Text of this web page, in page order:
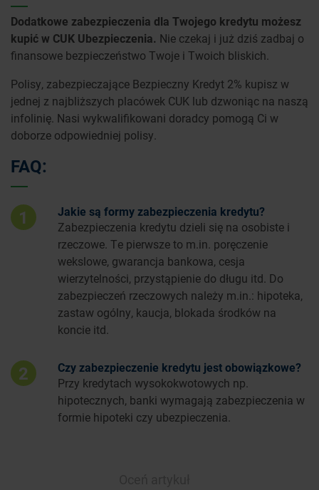
Dodatkowe zabezpieczenia dla Twojego kredytu możesz
kupić w CUK Ubezpieczenia. Nie czekaj i już dziś zadbaj o
finansowe bezpieczeństwo Twoje i Twoich bliskich.
Polisy, zabezpieczające Bezpieczny Kredyt 2% kupisz w
jednej z najbliższych placówek CUK lub dzwoniąc na naszą
infolinię. Nasi wykwalifikowani doradcy pomogą Ci w
doborze odpowiedniej polisy.
FAQ:
1
Jakie są formy zabezpieczenia kredytu?
Zabezpieczenia kredytu dzieli się na osobiste i
rzeczowe. Te pierwsze to m.in. poręczenie
wekslowe, gwarancja bankowa, cesja
wierzytelności, przystąpienie do długu itd. Do
zabezpieczeń rzeczowych należy m.in.: hipoteka,
zastaw ogólny, kaucja, blokada środków na
koncie itd.
2
Czy zabezpieczenie kredytu jest obowiązkowe?
Przy kredytach wysokokwotowych np.
hipotecznych, banki wymagają zabezpieczenia w
formie hipoteki czy ubezpieczenia.